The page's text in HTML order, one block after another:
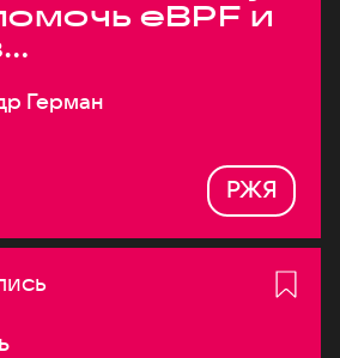
eBPF и
Герман
РЖЯ